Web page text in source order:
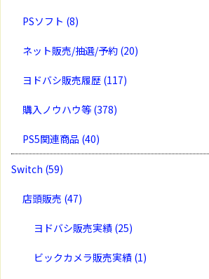
PSソフト (8)
ネット販売/抽選/予約 (20)
ヨドバシ販売履歴 (117)
購入ノウハウ等 (378)
PS5関連商品 (40)
Switch (59)
店頭販売 (47)
ヨドバシ販売実績 (25)
ビックカメラ販売実績 (1)